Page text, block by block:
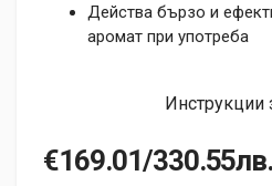
Действа бързо и
аромат при употреба
Инструкции
€169.01/330.55лв.